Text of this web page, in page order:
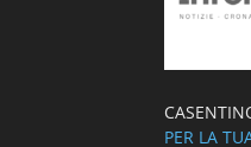
PER LA